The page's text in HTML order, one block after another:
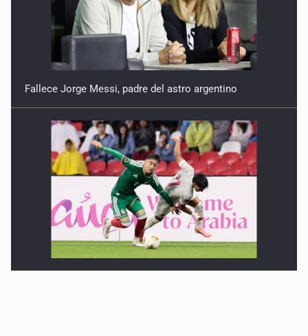
Fallece Jorge Messi, padre del astro argentino
México vence a Canadá, pasa a la final y obtiene el
boleto a los Juegos Olímpicos